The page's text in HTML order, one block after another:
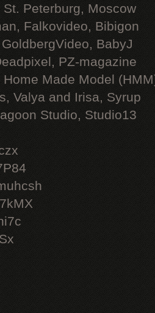
Peterburg, Moscow
Falkovideo, Bibigon
BabyJ
PZ-magazine
Made Model
Valya and Irisa, Syrup
Studio, Studio13